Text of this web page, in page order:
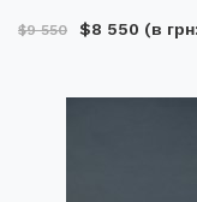
$9 550 $8 550 (в